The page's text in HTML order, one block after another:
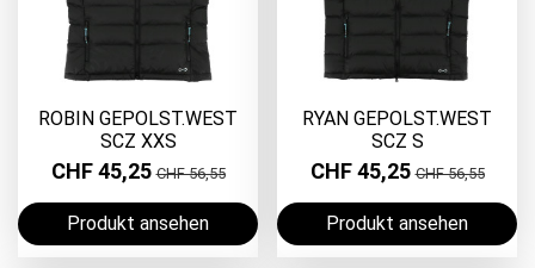
ROBIN GEPOLST.WEST
SCZ XXS
CHF 45,25CHF 56,55
Produkt ansehen
RYAN GEPOLST.WEST
SCZ S
CHF 45,25CHF 56,55
Produkt ansehen